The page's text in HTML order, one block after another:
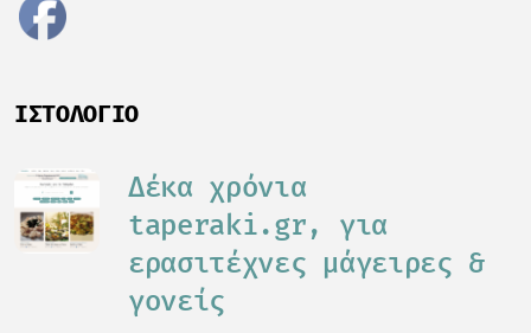
ΙΣΤΟΛΌΓΙΟ
Δέκα χρόνια
taperaki.gr, για
ερασιτέχνες μάγειρες &
γονείς